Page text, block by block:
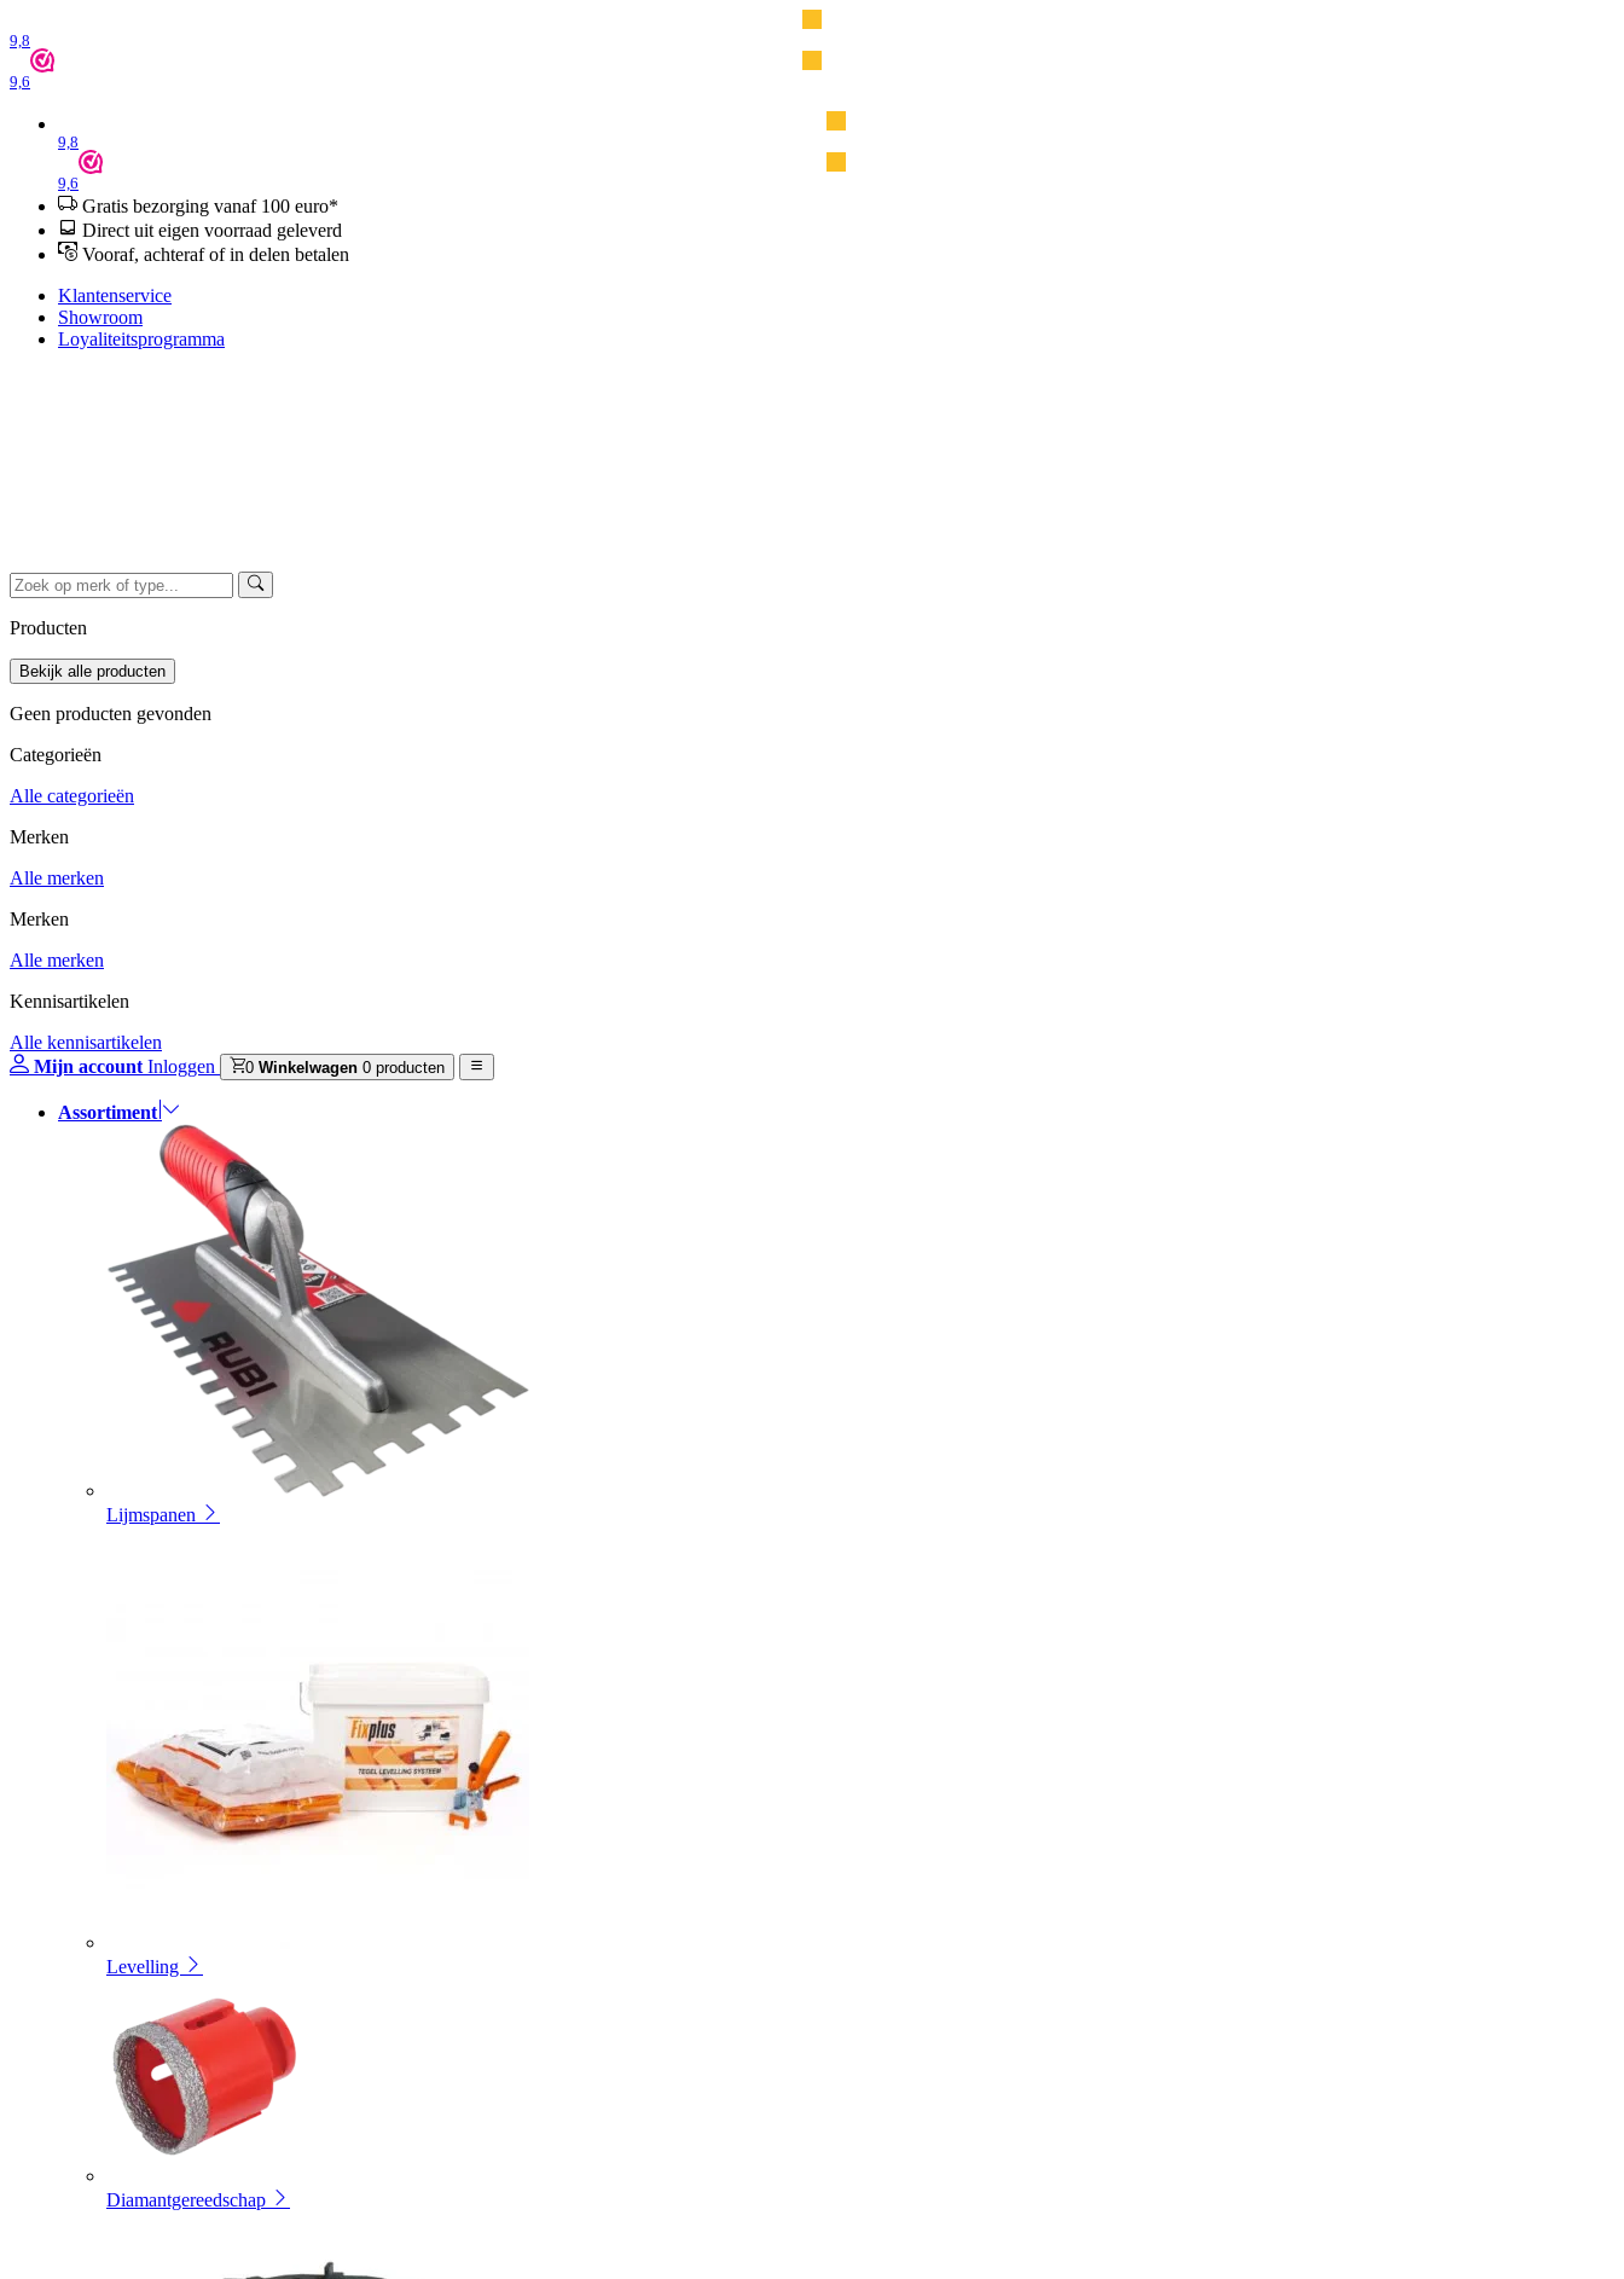
9,8
9,6
9,8
9,6
Gratis bezorging vanaf 100 euro*
Direct uit eigen voorraad geleverd
Vooraf, achteraf of in delen betalen
Klantenservice
Showroom
Loyaliteitsprogramma
Producten
Geen producten gevonden
Categorieën
Alle categorieën
Merken
Alle merken
Merken
Alle merken
Kennisartikelen
Alle kennisartikelen
Mijn account Inloggen 0 Winkelwagen 0 producten
Assortiment
Lijmspanen
Levelling
Diamantgereedschap